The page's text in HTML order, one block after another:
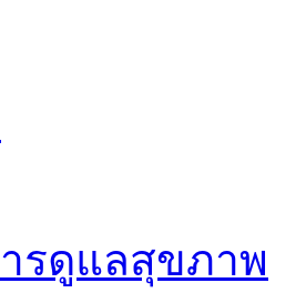
รดูแลสุขภาพ